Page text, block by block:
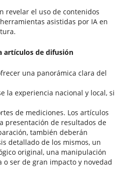
revelar el uso de contenidos
asistidas por IA en
artículos de difusión
una panorámica clara del
la experiencia nacional y local, si
de mediciones. Los artículos
presentación de resultados de
también deberán
detallado de los mismos, un
original, una manipulación
o ser de gran impacto y novedad